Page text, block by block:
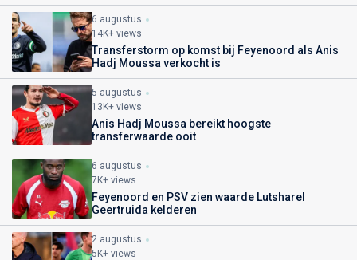
6 augustus
14K+ views
Transferstorm op komst bij Feyenoord als Anis
Hadj Moussa verkocht is
5 augustus
13K+ views
Anis Hadj Moussa bereikt hoogste
transferwaarde ooit
6 augustus
7K+ views
Feyenoord en PSV zien waarde Lutsharel
Geertruida kelderen
2 augustus
5K+ views